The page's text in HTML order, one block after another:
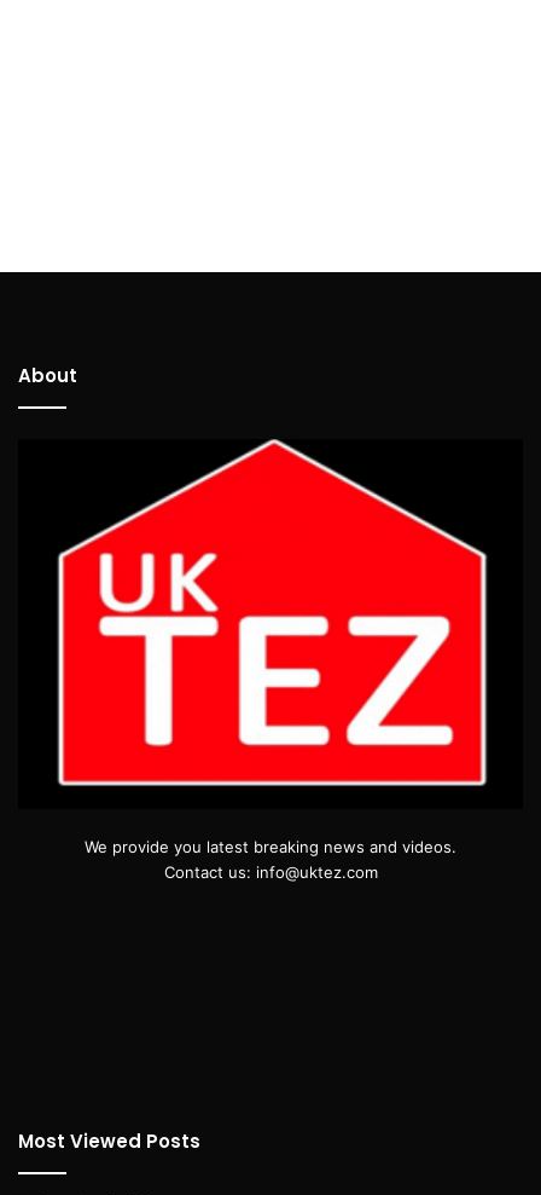
About
We provide you latest breaking news and videos.
Contact us: info@uktez.com
Most Viewed Posts